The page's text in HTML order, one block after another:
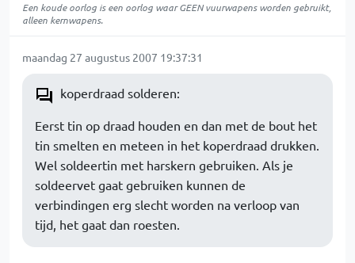
Een koude oorlog is een oorlog waar GEEN vuurwapens worden gebruikt,
alleen kernwapens.
maandag 27 augustus 2007 19:37:31
koperdraad solderen:
Eerst tin op draad houden en dan met de bout het
tin smelten en meteen in het koperdraad drukken.
Wel soldeertin met harskern gebruiken. Als je
soldeervet gaat gebruiken kunnen de
verbindingen erg slecht worden na verloop van
tijd, het gaat dan roesten.